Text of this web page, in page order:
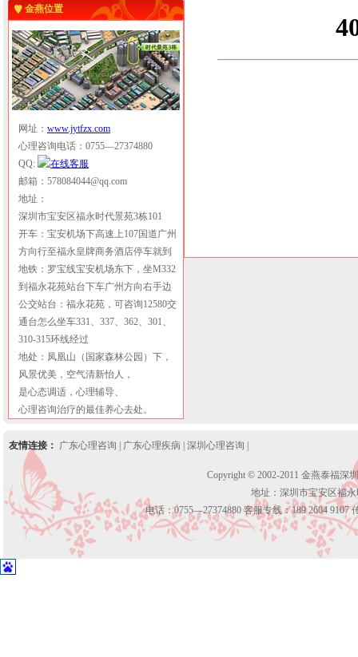
金燕位置
网址： www.jytfzx.com
心理咨询电话：0755—27374880
QQ:
邮箱：578084044@qq.com
地址：
深圳市宝安区福永时代景苑3栋101
开车：宝安机场下高速上107国道广州
方向行至福永皇牌商务酒店停车就到
地铁：罗宝线宝安机场东下，坐M332
到福永花苑站台下车广州方向右手边
公交站台：福永花苑，可咨询12580交
通台怎么坐车331、337、362、301、
310-315环线经过
地处：凤凰山（国家森林公园）下，
风景优美，空气清新怡人，
是心态调适，心理辅导、
心理咨询治疗的最佳养心去处。
友情连接： 广东心理咨询 广东心理疾病 深圳心理咨询
Copyright © 2002-2011 金燕泰福深
地址：深圳市宝安区福
电话：0755—27374880 客服专线：189 2604 9107